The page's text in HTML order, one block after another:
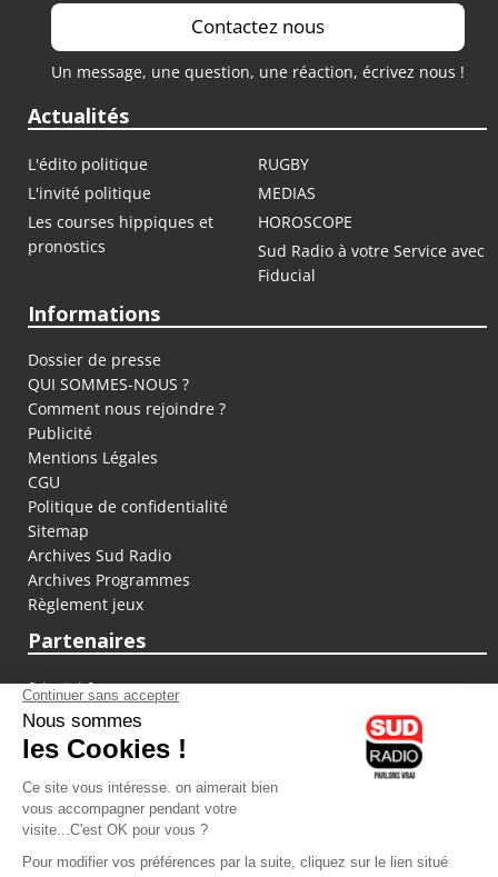
Contactez nous
Un message, une question, une réaction, écrivez nous !
Actualités
L'édito politique
RUGBY
L'invité politique
MEDIAS
Les courses hippiques et
pronostics
HOROSCOPE
Sud Radio à votre Service avec
Fiducial
Informations
Dossier de presse
QUI SOMMES-NOUS ?
Comment nous rejoindre ?
Publicité
Mentions Légales
CGU
Politique de confidentialité
Sitemap
Archives Sud Radio
Archives Programmes
Règlement jeux
Partenaires
fiducial.fr
lyoncapitale.fr
olympique-et-lyonnais.com
L'application Iphone / Android
Téléchargez l'application